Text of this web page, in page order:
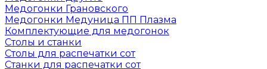
Медогонки Грановского
Медогонки Медуница ПП Плазма
Комплектующие для медогонок
Столы и станки
Столы для распечатки сот
Станки для распечатки сот